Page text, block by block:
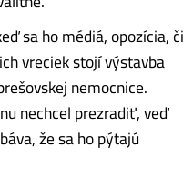
sa ho médiá, opozícia, či
vreciek stojí výstavba
nemocnice.
nechcel prezradiť, veď
že sa ho pýtajú